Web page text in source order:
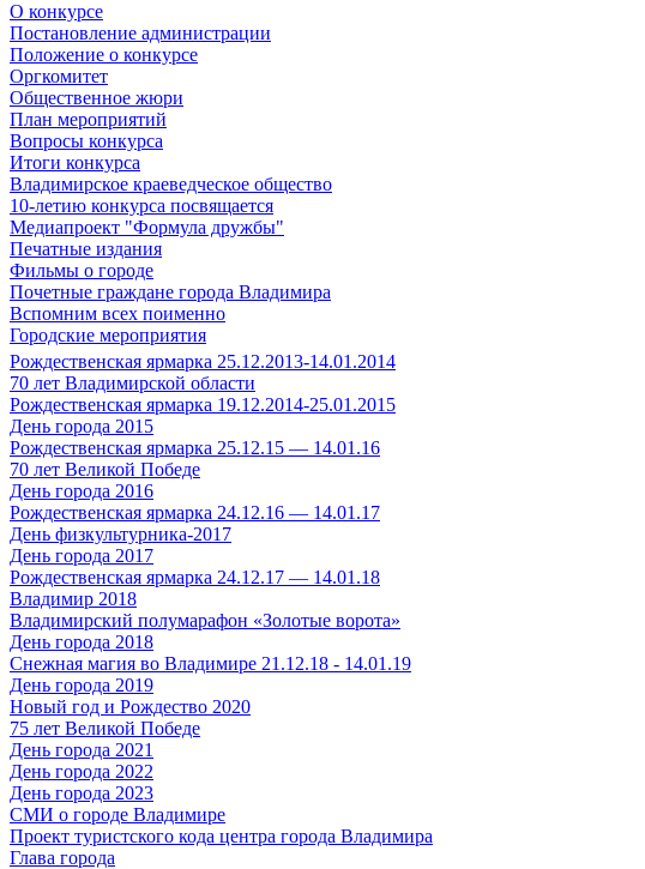
О конкурсе
Постановление администрации
Положение о конкурсе
Оргкомитет
Общественное жюри
План мероприятий
Вопросы конкурса
Итоги конкурса
Владимирское краеведческое общество
10-летию конкурса посвящается
Медиапроект "Формула дружбы"
Печатные издания
Фильмы о городе
Почетные граждане города Владимира
Вспомним всех поименно
Городские мероприятия
Рождественская ярмарка 25.12.2013-14.01.2014
70 лет Владимирской области
Рождественская ярмарка 19.12.2014-25.01.2015
День города 2015
Рождественская ярмарка 25.12.15 — 14.01.16
70 лет Великой Победе
День города 2016
Рождественская ярмарка 24.12.16 — 14.01.17
День физкультурника-2017
День города 2017
Рождественская ярмарка 24.12.17 — 14.01.18
Владимир 2018
Владимирский полумарафон «Золотые ворота»
День города 2018
Снежная магия во Владимире 21.12.18 - 14.01.19
День города 2019
Новый год и Рождество 2020
75 лет Великой Победе
День города 2021
День города 2022
День города 2023
СМИ о городе Владимире
Проект туристского кода центра города Владимира
Глава города